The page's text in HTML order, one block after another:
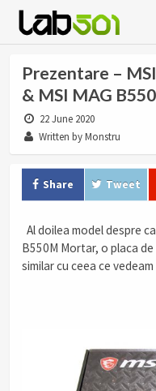
Prezentare –
& MSI MAG
22 June 2020
Written by Monstru
Share Tweet
Al doilea model despre
B550M Mortar, o placa
similar cu ceea ce